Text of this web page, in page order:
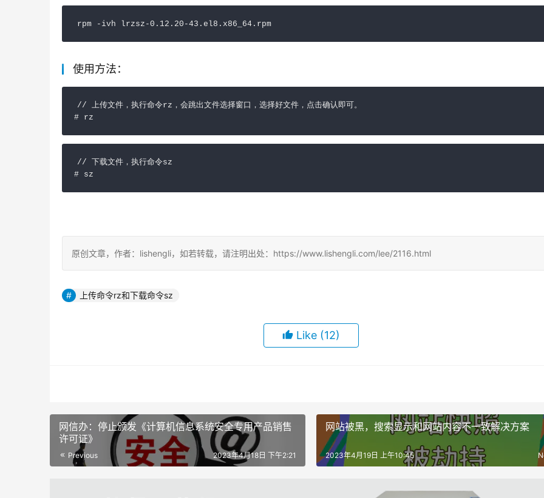
rpm -ivh lrzsz-0.12.20-43.el8.x86_64.rpm
使用方法：
// 上传文件，执行命令rz，会跳出文件选择窗口，选择好文件，点击确认即可。
# rz
// 下载文件，执行命令sz
# sz
原创文章，作者：lishengli，如若转载，请注明出处：https://www.lishengli.com/lee/2116.html
上传命令rz和下载命令sz
Like (12)
网信办：停止颁发《计算机信息系统安全专用产品销售
许可证》
Previous 2023年4月18日 下午2:21
网站被黑，搜索显示和网站内容不一致解决方案
2023年4月19日 上午10:45